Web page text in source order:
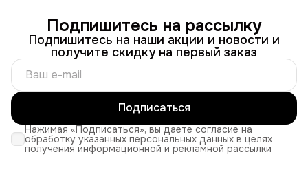
Подпишитесь на рассылку
Подпишитесь на наши акции и новости и
получите скидку на первый заказ
Подписаться
Нажимая «Подписаться», вы даете согласие на
обработку указанных персональных данных в целях
получения информационной и рекламной рассылки